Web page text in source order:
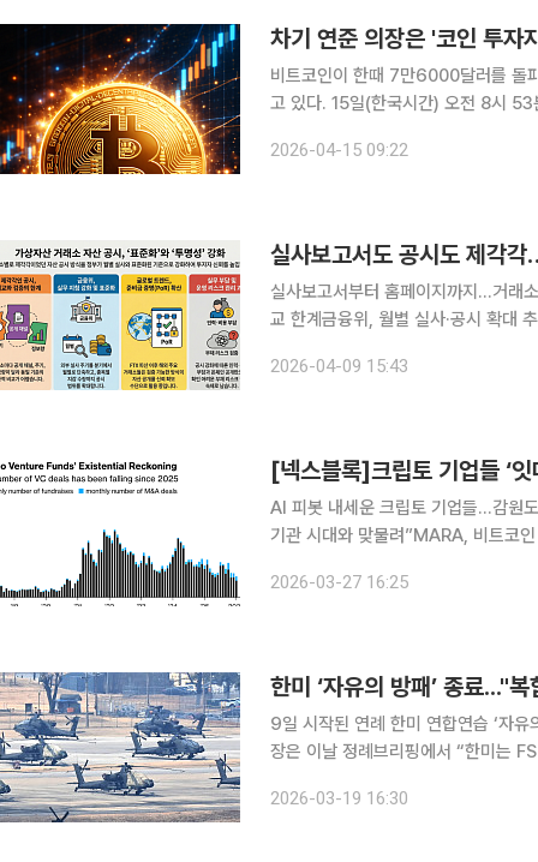
차기 연준 의장은 '코인 투
비트코인이 한때 7만6000달러를 돌
고 있다. 15일(한국시간) 오전 8시 53분 가상자산 통계사이트 코인게코에 따르면 비트코인은 24시
락한 2321.44달러, 바이낸스 코인은
2026-04-15 09:22
실사보고서도 공시도 제각
실사보고서부터 홈페이지까지…거래
교 한계금융위, 월별 실사·공시 확대 추진…현장 부담도 변수
서 거래소별 자산 보유 현황을 동일
2026-04-09 15:43
[넥스블록]크립토 기업들 ‘
AI 피봇 내세운 크립토 기업들…감원
기관 시대와 맞물려”MARA, 비트코인 매각
업들이 AI에 자본과 인력을 빼앗긴 상
2026-03-27 16:25
한미 ‘자유의 방패’ 종료..."
9일 시작된 연례 한미 연합연습 ‘자유의 방패(FS)’
장은 이날 정례브리핑에서 “한미는
올해 FS 연습은 최근 여러 분쟁에서
2026-03-19 16:30